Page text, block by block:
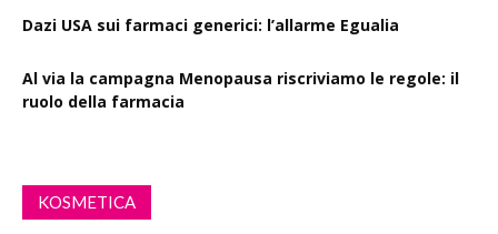
Dazi USA sui farmaci generici: l’allarme Egualia
Al via la campagna Menopausa riscriviamo le regole: il
ruolo della farmacia
KOSMETICA